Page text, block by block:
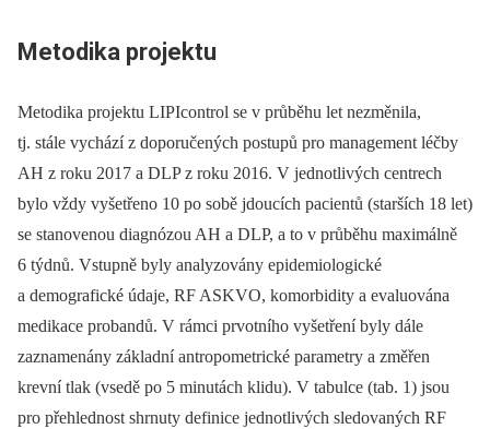
Metodika projektu
Metodika projektu LIPIcontrol se v průběhu let nezměnila,
tj. stále vychází z doporučených postupů pro management léčby
AH z roku 2017 a DLP z roku 2016. V jednotlivých centrech
bylo vždy vyšetřeno 10 po sobě jdoucích pacientů (starších 18 let)
se stanovenou diagnózou AH a DLP, a to v průběhu maximálně
6 týdnů. Vstupně byly analyzovány epidemiologické
a demografické údaje, RF ASKVO, komorbidity a evaluována
medikace probandů. V rámci prvotního vyšetření byly dále
zaznamenány základní antropometrické parametry a změřen
krevní tlak (vsedě po 5 minutách klidu). V tabulce (tab. 1) jsou
pro přehlednost shrnuty definice jednotlivých sledovaných RF